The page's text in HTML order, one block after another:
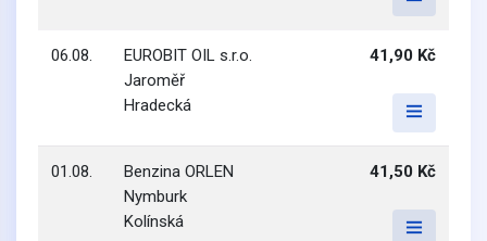
06.08.
EUROBIT OIL s.r.o.
Jaroměř
Hradecká
41,90 Kč
01.08.
Benzina ORLEN
Nymburk
Kolínská
41,50 Kč